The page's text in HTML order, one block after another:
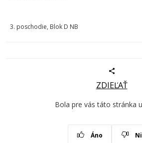
3. poschodie, Blok D NB
ZDIEĽAŤ
Bola pre vás táto stránka
Áno